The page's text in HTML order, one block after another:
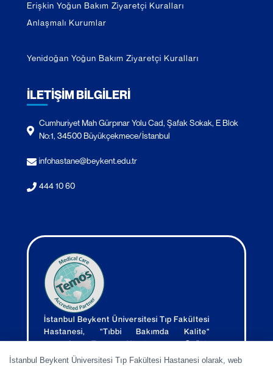
Erişkin Yoğun Bakım Ziyaretçi Kuralları
Anlaşmalı Kurumlar
Yenidoğan Yoğun Bakım Ziyaretçi Kuralları
İLETİŞİM BİLGİLERİ
Cumhuriyet Mah Gürpınar Yolu Cad, Şafak Sokak, E Blok
No:1, 34500 Büyükçekmece/İstanbul
infohastane@beykent.edu.tr
444 10 60
İstanbul Beykent Üniversitesi Tıp Fakültesi
Hastanesi, "Tıbbi Bakımda Kalite"
açısından Temos Uluslararası Sağlık
Hizmetleri Akreditasyon kuruluşu
İstanbul Beykent Üniversitesi Tıp Fakültesi Hastanesi olarak, web